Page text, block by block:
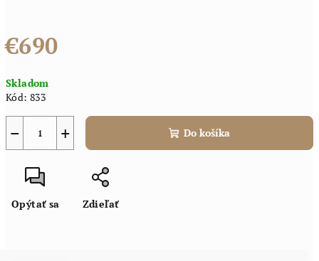
€690
cena:
Skladom
Kód: 833
+
− Do košíka
Opýtať sa Zdieľať